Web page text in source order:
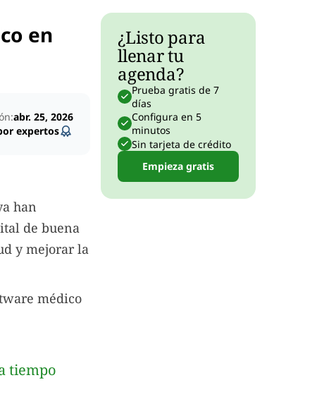
en
abr. 25, 2026
expertos
han
de buena
y mejorar la
médico
tiempo
¿Listo para
llenar tu
agenda?
Prueba gratis de 7
días
Configura en 5
minutos
Sin tarjeta de crédito
Empieza gratis